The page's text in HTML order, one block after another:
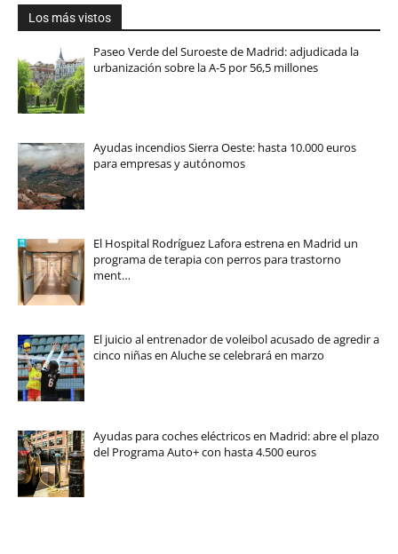
Los más vistos
Paseo Verde del Suroeste de Madrid: adjudicada la
urbanización sobre la A-5 por 56,5 millones
Ayudas incendios Sierra Oeste: hasta 10.000 euros
para empresas y autónomos
El Hospital Rodríguez Lafora estrena en Madrid un
programa de terapia con perros para trastorno
ment…
El juicio al entrenador de voleibol acusado de agredir a
cinco niñas en Aluche se celebrará en marzo
Ayudas para coches eléctricos en Madrid: abre el plazo
del Programa Auto+ con hasta 4.500 euros